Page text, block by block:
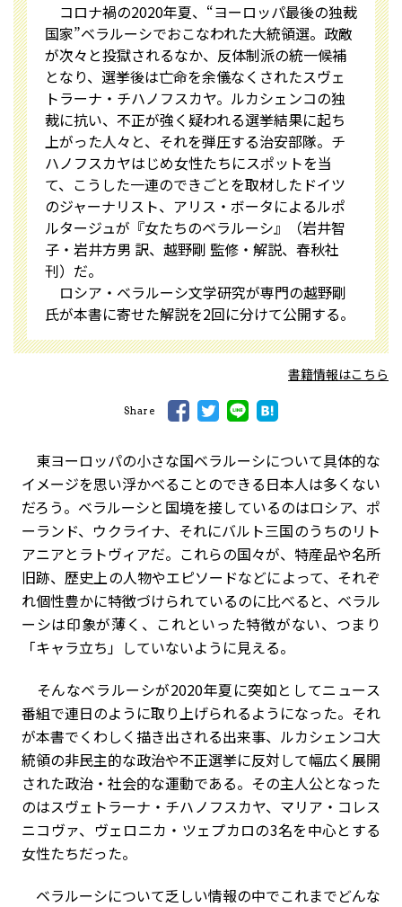
コロナ禍の2020年夏、“ヨーロッパ最後の独裁
国家”ベラルーシでおこなわれた大統領選。政敵
が次々と投獄されるなか、反体制派の統一候補
となり、選挙後は亡命を余儀なくされたスヴェ
トラーナ・チハノフスカヤ。ルカシェンコの独
裁に抗い、不正が強く疑われる選挙結果に起ち
上がった人々と、それを弾圧する治安部隊。チ
ハノフスカヤはじめ女性たちにスポットを当
て、こうした一連のできごとを取材したドイツ
のジャーナリスト、アリス・ボータによるルポ
ルタージュが『女たちのベラルーシ』（岩井智
子・岩井方男 訳、越野剛 監修・解説、春秋社
刊）だ。
ロシア・ベラルーシ文学研究が専門の越野剛
氏が本書に寄せた解説を2回に分けて公開する。
書籍情報はこちら
Share
東ヨーロッパの小さな国ベラルーシについて具体的な
イメージを思い浮かべることのできる日本人は多くない
だろう。ベラルーシと国境を接しているのはロシア、ポ
ーランド、ウクライナ、それにバルト三国のうちのリト
アニアとラトヴィアだ。これらの国々が、特産品や名所
旧跡、歴史上の人物やエピソードなどによって、それぞ
れ個性豊かに特徴づけられているのに比べると、ベラル
ーシは印象が薄く、これといった特徴がない、つまり
「キャラ立ち」していないように見える。
そんなベラルーシが2020年夏に突如としてニュース
番組で連日のように取り上げられるようになった。それ
が本書でくわしく描き出される出来事、ルカシェンコ大
統領の非民主的な政治や不正選挙に反対して幅広く展開
された政治・社会的な運動である。その主人公となった
のはスヴェトラーナ・チハノフスカヤ、マリア・コレス
ニコヴァ、ヴェロニカ・ツェプカロの3名を中心とする
女性たちだった。
ベラルーシについて乏しい情報の中でこれまでどんな